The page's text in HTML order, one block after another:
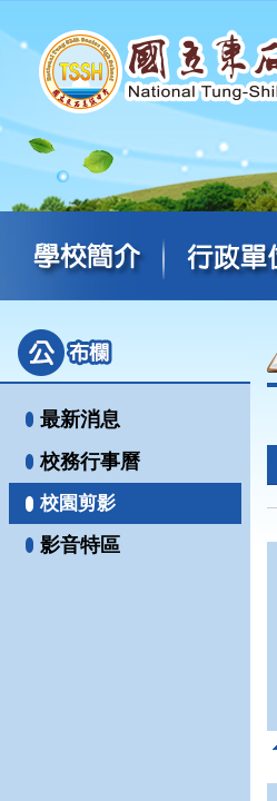
最新消息
校務行事曆
校園剪影
影音特區